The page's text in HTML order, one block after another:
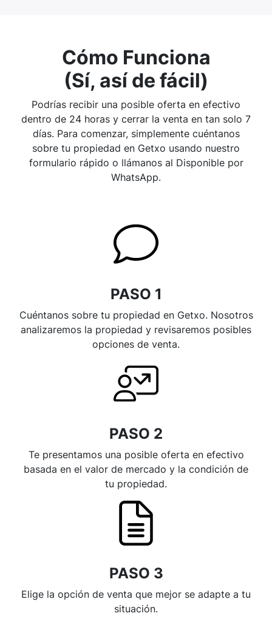
Cómo Funciona
(Sí, así de fácil)
Podrías recibir una posible oferta en efectivo
dentro de 24 horas y cerrar la venta en tan solo 7
días. Para comenzar, simplemente cuéntanos
sobre tu propiedad en Getxo usando nuestro
formulario rápido o llámanos al Disponible por
WhatsApp.
PASO 1
Cuéntanos sobre tu propiedad en Getxo. Nosotros
analizaremos la propiedad y revisaremos posibles
opciones de venta.
PASO 2
Te presentamos una posible oferta en efectivo
basada en el valor de mercado y la condición de
tu propiedad.
PASO 3
Elige la opción de venta que mejor se adapte a tu
situación.